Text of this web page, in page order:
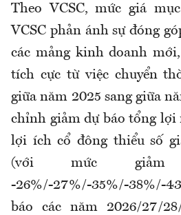
Theo VCSC, mức giá
VCSC phản ánh sự đóng
các mảng kinh doanh
tích cực từ việc chuyển
giữa năm 2025 sang giữa
chỉnh giảm dự báo tổng lợi
lợi ích cổ đông thiểu số
(với mức giảm
-26%/-27%/-35%/-38%/-
báo các năm 2026/27/